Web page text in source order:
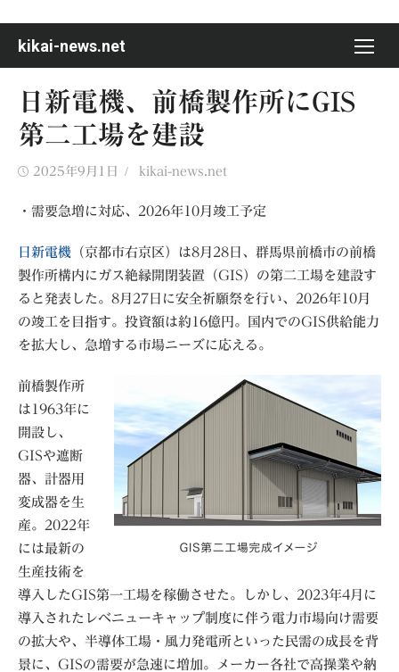
content
kikai-news.net
日新電機、前橋製作所にGIS
第二工場を建設
Posted
2025年9月1日 Author
kikai-news.net
・需要急増に対応、2026年10月竣工予定
日新電機 （京都市右京区）は8月28日、群馬県前橋市の前橋
製作所構内にガス絶縁開閉装置（GIS）の第二工場を建設す
ると発表した。8月27日に安全祈願祭を行い、2026年10月
の竣工を目指す。投資額は約16億円。国内でのGIS供給能力
を拡大し、急増する市場ニーズに応える。
前橋製作所
は1963年に
開設し、
GISや遮断
器、計器用
変成器を生
産。2022年
には最新の
生産技術を
導入したGIS第一工場を稼働させた。しかし、2023年4月に
導入されたレベニューキャップ制度に伴う電力市場向け需要
の拡大や、半導体工場・風力発電所といった民需の成長を背
景に、GISの需要が急速に増加。メーカー各社で高操業や納